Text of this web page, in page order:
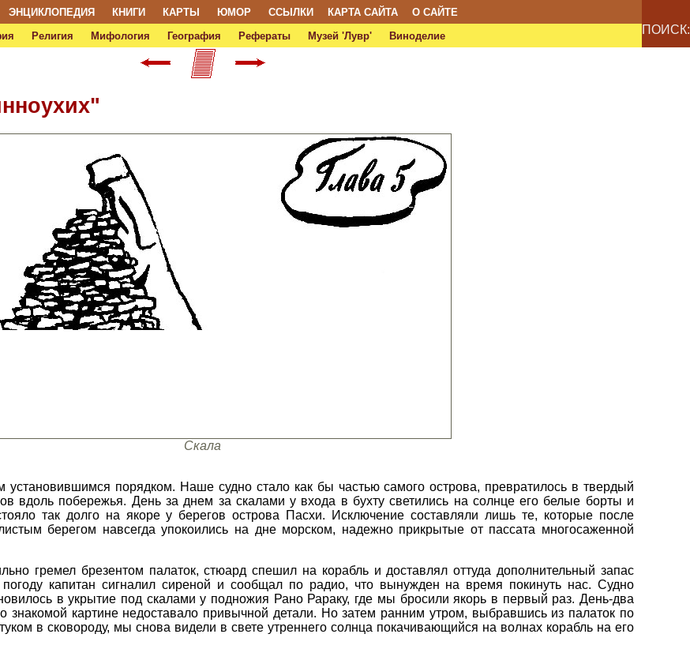
ЭНЦИКЛОПЕДИЯ КНИГИ КАРТЫ ЮМОР ССЫЛКИ КАРТА САЙТА
О САЙТЕ
Религия Мифология География Рефераты Музей 'Лувр' Виноделие ПОИСК:
Скала
порядком. Наше судно стало как бы частью самого острова, превратилось в твердый
вдоль побережья. День за днем за скалами у входа в бухту светились на солнце его белые борты и
так долго на якоре у берегов острова Пасхи. Исключение составляли лишь те, которые после
берегом навсегда упокоились на дне морском, надежно прикрытые от пассата многосаженной
гремел брезентом палаток, стюард спешил на корабль и доставлял оттуда дополнительный запас
капитан сигналил сиреной и сообщал по радио, что вынужден на время покинуть нас. Судно
в укрытие под скалами у подножия Рано Рараку, где мы бросили якорь в первый раз. День-два
знакомой картине недоставало привычной детали. Но затем ранним утром, выбравшись из палаток по
в сковороду, мы снова видели в свете утреннего солнца покачивающийся на волнах корабль на его